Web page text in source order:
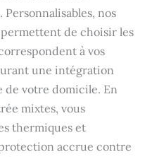
nos
de choisir les
à vos
une intégration
de votre domicile. En
mixtes, vous
thermiques et
accrue contre